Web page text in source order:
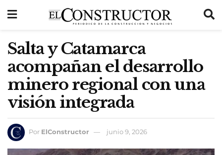
Salta y Catamarca
acompañan el desarrollo
minero regional con una
visión integrada
Por ElConstructor junio 9, 2026